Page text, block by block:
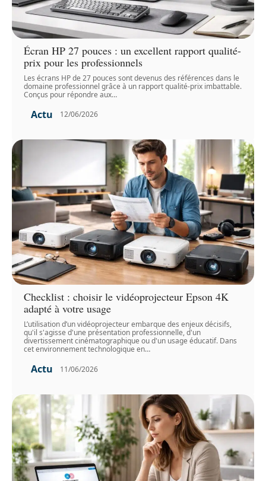
Écran HP 27 pouces : un excellent rapport qualité-
prix pour les professionnels
Les écrans HP de 27 pouces sont devenus des références dans le
domaine professionnel grâce à un rapport qualité-prix imbattable.
Conçus pour répondre aux…
Actu 12/06/2026
Checklist : choisir le vidéoprojecteur Epson 4K
adapté à votre usage
L’utilisation d’un vidéoprojecteur embarque des enjeux décisifs,
qu'il s'agisse d'une présentation professionnelle, d'un
divertissement cinématographique ou d'un usage éducatif. Dans
cet environnement technologique en…
Actu 11/06/2026